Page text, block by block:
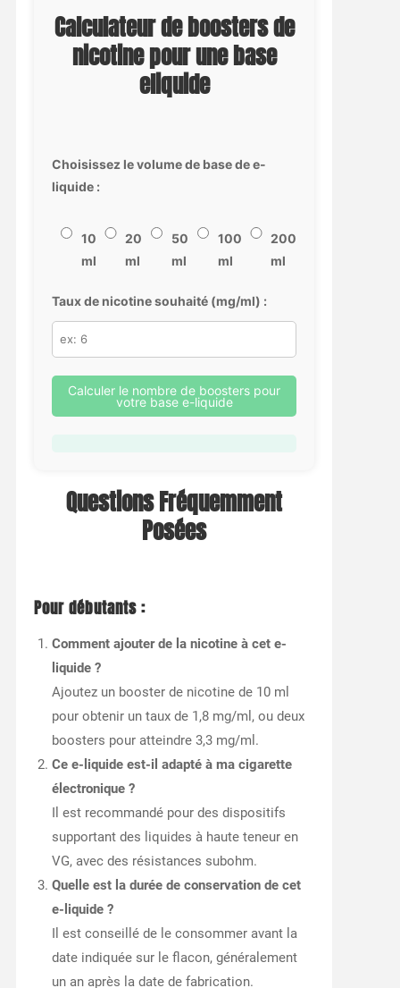
Calculateur de boosters de
nicotine pour une base
eliquide
Choisissez le volume de base de e-
liquide :
10
ml
20
ml
50
ml
100
ml
200
ml
Taux de nicotine souhaité (mg/ml) :
Calculer le nombre de boosters pour
votre base e-liquide
Questions Fréquemment
Posées
Pour débutants :
Comment ajouter de la nicotine à cet e-
liquide ?
Ajoutez un booster de nicotine de 10 ml
pour obtenir un taux de 1,8 mg/ml, ou deux
boosters pour atteindre 3,3 mg/ml.
Ce e-liquide est-il adapté à ma cigarette
électronique ?
Il est recommandé pour des dispositifs
supportant des liquides à haute teneur en
VG, avec des résistances subohm.
Quelle est la durée de conservation de cet
e-liquide ?
Il est conseillé de le consommer avant la
date indiquée sur le flacon, généralement
un an après la date de fabrication.